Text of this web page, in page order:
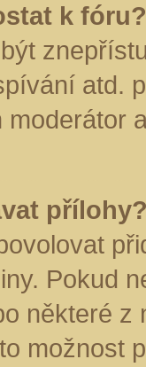
k fóru?
atd.
Pokud
některé z
možnost